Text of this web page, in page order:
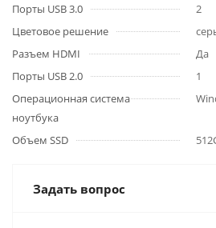
Порты USB 3.0
2
Цветовое решение
Разъем HDMI
Да
Порты USB 2.0
1
Операционная система
ноутбука
Объем SSD
Задать вопрос